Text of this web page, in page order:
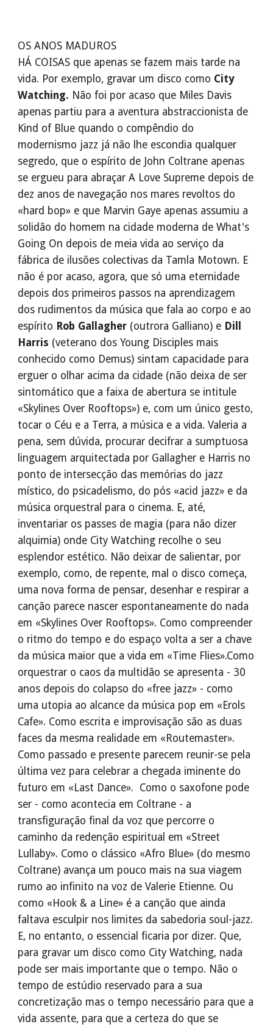
OS ANOS MADUROS
HÁ COISAS que apenas se fazem mais tarde na
vida. Por exemplo, gravar um disco como City
Watching. Não foi por acaso que Miles Davis
apenas partiu para a aventura abstraccionista de
Kind of Blue quando o compêndio do
modernismo jazz já não lhe escondia qualquer
segredo, que o espírito de John Coltrane apenas
se ergueu para abraçar A Love Supreme depois de
dez anos de navegação nos mares revoltos do
«hard bop» e que Marvin Gaye apenas assumiu a
solidão do homem na cidade moderna de What's
Going On depois de meia vida ao serviço da
fábrica de ilusões colectivas da Tamla Motown. E
não é por acaso, agora, que só uma eternidade
depois dos primeiros passos na aprendizagem
dos rudimentos da música que fala ao corpo e ao
espírito Rob Gallagher (outrora Galliano) e Dill
Harris (veterano dos Young Disciples mais
conhecido como Demus) sintam capacidade para
erguer o olhar acima da cidade (não deixa de ser
sintomático que a faixa de abertura se intitule
«Skylines Over Rooftops») e, com um único gesto,
tocar o Céu e a Terra, a música e a vida. Valeria a
pena, sem dúvida, procurar decifrar a sumptuosa
linguagem arquitectada por Gallagher e Harris no
ponto de intersecção das memórias do jazz
místico, do psicadelismo, do pós «acid jazz» e da
música orquestral para o cinema. E, até,
inventariar os passes de magia (para não dizer
alquimia) onde City Watching recolhe o seu
esplendor estético. Não deixar de salientar, por
exemplo, como, de repente, mal o disco começa,
uma nova forma de pensar, desenhar e respirar a
canção parece nascer espontaneamente do nada
em «Skylines Over Rooftops». Como compreender
o ritmo do tempo e do espaço volta a ser a chave
da música maior que a vida em «Time Flies».Como
orquestrar o caos da multidão se apresenta - 30
anos depois do colapso do «free jazz» - como
uma utopia ao alcance da música pop em «Erols
Cafe». Como escrita e improvisação são as duas
faces da mesma realidade em «Routemaster».
Como passado e presente parecem reunir-se pela
última vez para celebrar a chegada iminente do
futuro em «Last Dance». Como o saxofone pode
ser - como acontecia em Coltrane - a
transfiguração final da voz que percorre o
caminho da redenção espiritual em «Street
Lullaby». Como o clássico «Afro Blue» (do mesmo
Coltrane) avança um pouco mais na sua viagem
rumo ao infinito na voz de Valerie Etienne. Ou
como «Hook & a Line» é a canção que ainda
faltava esculpir nos limites da sabedoria soul-jazz.
E, no entanto, o essencial ficaria por dizer. Que,
para gravar um disco como City Watching, nada
pode ser mais importante que o tempo. Não o
tempo de estúdio reservado para a sua
concretização mas o tempo necessário para que a
vida assente, para que a certeza do que se